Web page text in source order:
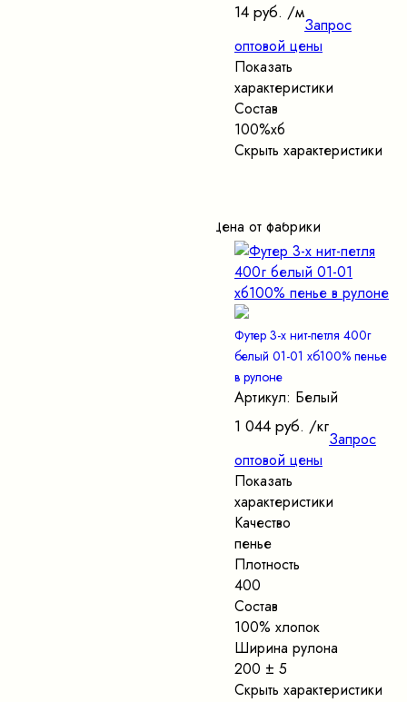
14 руб. /м
Запрос
оптовой цены
Показать
характеристики
Состав
100%хб
Скрыть характеристики
Цена от фабрики
Футер 3-х нит-петля 400г
белый 01-01 хб100% пенье
в рулоне
Артикул: Белый
1 044 руб. /кг
Запрос
оптовой цены
Показать
характеристики
Качество
пенье
Плотность
400
Состав
100% хлопок
Ширина рулона
200 ± 5
Скрыть характеристики